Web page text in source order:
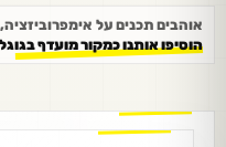
אוהבים תכנים על
הוסיפו אותנו כמקור מועדף בגוגל